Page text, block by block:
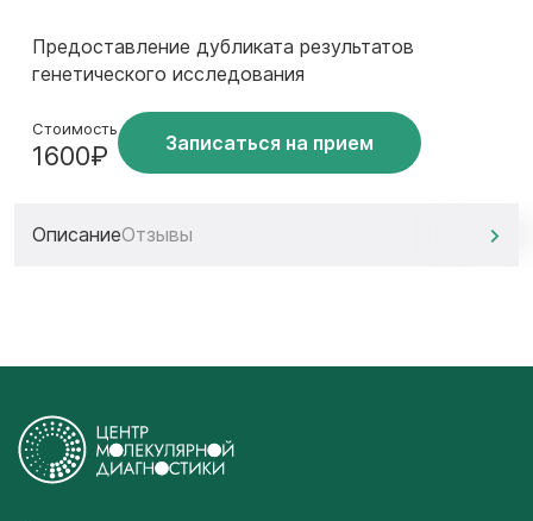
Предоставление дубликата результатов
генетического исследования
Стоимость
1600₽ Записаться на прием
ОписаниеОтзывы